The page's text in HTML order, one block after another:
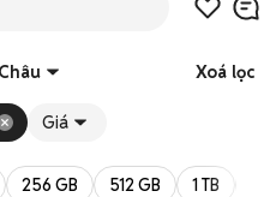
Xoá lọc
Giá
256 GB 512 GB 1 TB